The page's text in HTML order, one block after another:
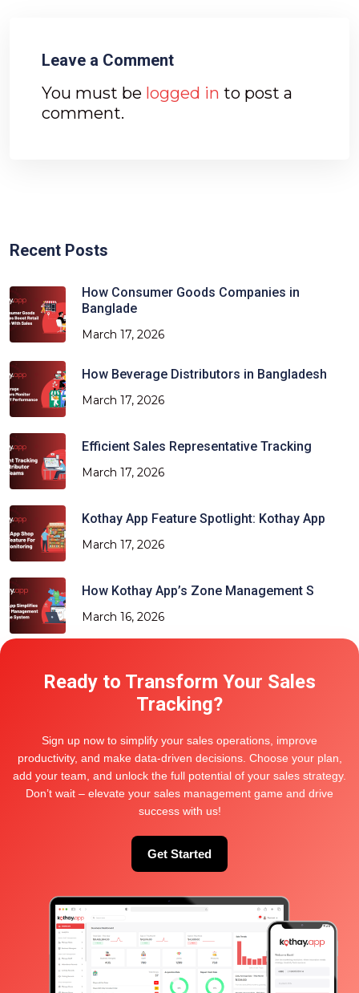
Leave a Comment
You must be logged in to post a
comment.
Recent Posts
How Consumer Goods Companies in
Banglade
March 17, 2026
How Beverage Distributors in Bangladesh
March 17, 2026
Efficient Sales Representative Tracking
March 17, 2026
Kothay App Feature Spotlight: Kothay App
March 17, 2026
How Kothay App’s Zone Management S
March 16, 2026
Categories
Delivery and Distribution
Location Tracking Tech
Project And Team management
Sales Force Tracking
Ready to Transform Your Sales
Tracking?
Sign up now to simplify your sales operations, improve
productivity, and make data-driven decisions. Choose your plan,
add your team, and unlock the full potential of your sales strategy.
Don’t wait – elevate your sales management game and drive
success with us!
Get Started